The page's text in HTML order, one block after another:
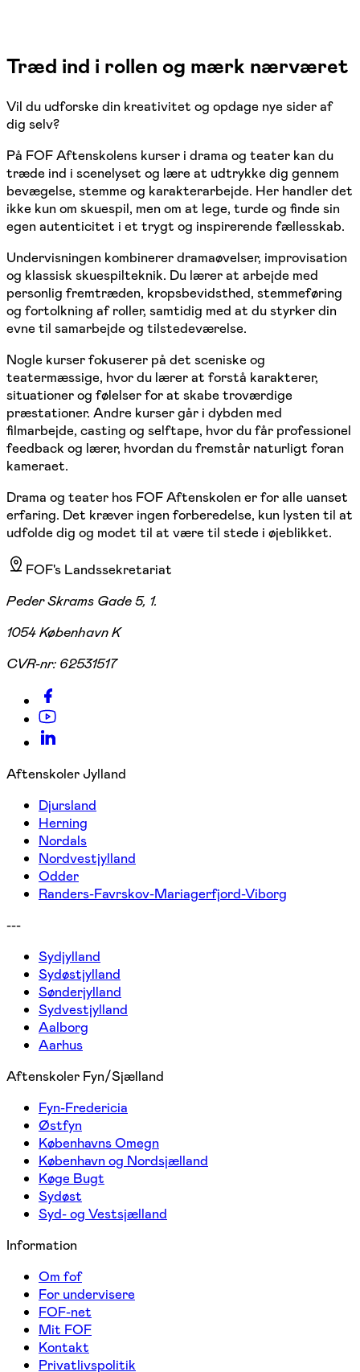
Træd ind i rollen og mærk nærværet
Vil du udforske din kreativitet og opdage nye sider af
dig selv?
På FOF Aftenskolens kurser i drama og teater kan du
træde ind i scenelyset og lære at udtrykke dig gennem
bevægelse, stemme og karakterarbejde. Her handler det
ikke kun om skuespil, men om at lege, turde og finde sin
egen autenticitet i et trygt og inspirerende fællesskab.
Undervisningen kombinerer dramaøvelser, improvisation
og klassisk skuespilteknik. Du lærer at arbejde med
personlig fremtræden, kropsbevidsthed, stemmeføring
og fortolkning af roller, samtidig med at du styrker din
evne til samarbejde og tilstedeværelse.
Nogle kurser fokuserer på det sceniske og
teatermæssige, hvor du lærer at forstå karakterer,
situationer og følelser for at skabe troværdige
præstationer. Andre kurser går i dybden med
filmarbejde, casting og selftape, hvor du får professionel
feedback og lærer, hvordan du fremstår naturligt foran
kameraet.
Drama og teater hos FOF Aftenskolen er for alle uanset
erfaring. Det kræver ingen forberedelse, kun lysten til at
udfolde dig og modet til at være til stede i øjeblikket.
FOF's Landssekretariat
Peder Skrams Gade 5, 1.
1054 København K
CVR-nr: 62531517
Aftenskoler Jylland
Djursland
Herning
Nordals
Nordvestjylland
Odder
Randers-Favrskov-Mariagerfjord-Viborg
---
Sydjylland
Sydøstjylland
Sønderjylland
Sydvestjylland
Aalborg
Aarhus
Aftenskoler Fyn/Sjælland
Fyn-Fredericia
Østfyn
Københavns Omegn
København og Nordsjælland
Køge Bugt
Sydøst
Syd- og Vestsjælland
Information
Om fof
For undervisere
FOF-net
Mit FOF
Kontakt
Privatlivspolitik